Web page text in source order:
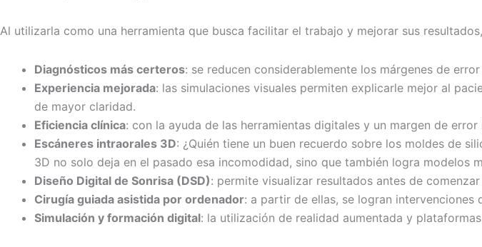
Al utilizarla como una herramienta que busca facilitar el trabajo y mejorar sus
Diagnósticos más certeros: se reducen considerablemente los márgenes de
Experiencia mejorada: las simulaciones visuales permiten explicarle mejor al
de mayor claridad.
Eficiencia clínica: con la ayuda de las herramientas digitales y un margen de
Escáneres intraorales 3D: ¿Quién tiene un buen recuerdo sobre los moldes de
3D no solo deja en el pasado esa incomodidad, sino que también logra modelos
Diseño Digital de Sonrisa (DSD): permite visualizar resultados antes de
Cirugía guiada asistida por ordenador: a partir de ellas, se logran intervenciones
Simulación y formación digital: la utilización de realidad aumentada y